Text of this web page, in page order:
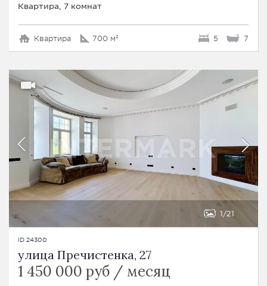
Квартира, 7 комнат
Квартира 700 м² 5 7
1 21
ID 24300
улица Пречистенка, 27
1 450 000 руб / месяц